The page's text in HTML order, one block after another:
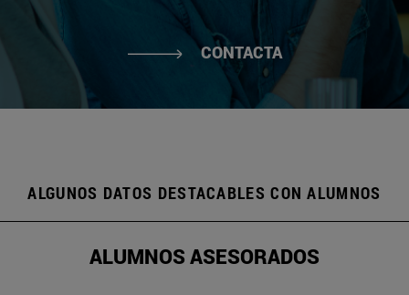
CONTACTA
ALGUNOS DATOS DESTACABLES CON ALUMNOS
ALUMNOS ASESORADOS